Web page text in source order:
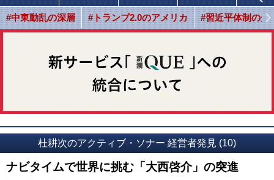
#中東動乱の深層 #トランプ2.0のアメリカ #習近平体制の光
杜耕次のアクティブ・ソナー 経営者発見 (10)
ナビタイムで世界に挑む「大西啓介」の突進